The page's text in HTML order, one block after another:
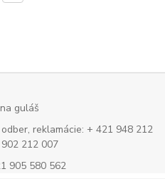
guláš
reklamácie: + 421 948 212
212 007
905 580 562